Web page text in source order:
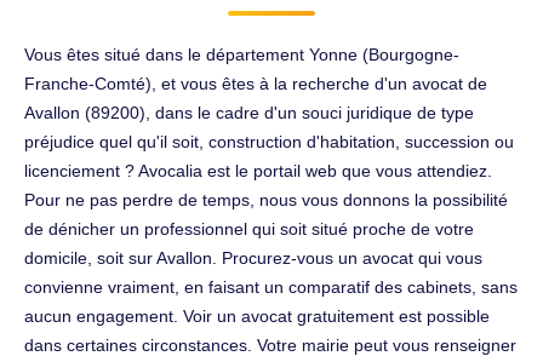
Vous êtes situé dans le département Yonne (Bourgogne-
Franche-Comté), et vous êtes à la recherche d'un avocat de
Avallon (89200), dans le cadre d'un souci juridique de type
préjudice quel qu'il soit, construction d'habitation, succession ou
licenciement ? Avocalia est le portail web que vous attendiez.
Pour ne pas perdre de temps, nous vous donnons la possibilité
de dénicher un professionnel qui soit situé proche de votre
domicile, soit sur Avallon. Procurez-vous un avocat qui vous
convienne vraiment, en faisant un comparatif des cabinets, sans
aucun engagement. Voir un avocat gratuitement est possible
dans certaines circonstances. Votre mairie peut vous renseigner